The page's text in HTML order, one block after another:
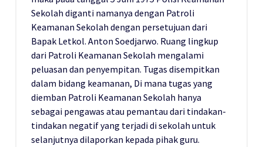
Sekolah diganti namanya dengan Patroli
Keamanan Sekolah dengan persetujuan dari
Bapak Letkol. Anton Soedjarwo. Ruang lingkup
dari Patroli Keamanan Sekolah mengalami
peluasan dan penyempitan. Tugas disempitkan
dalam bidang keamanan, Di mana tugas yang
diemban Patroli Keamanan Sekolah hanya
sebagai pengawas atau pemantau dari tindakan-
tindakan negatif yang terjadi di sekolah untuk
selanjutnya dilaporkan kepada pihak guru.